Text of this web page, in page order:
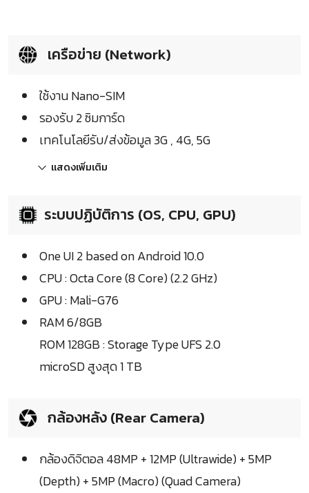
เครือข่าย (Network)
ใช้งาน Nano-SIM
รองรับ 2 ซิมการ์ด
เทคโนโลยีรับ/ส่งข้อมูล 3G , 4G, 5G
แสดงเพิ่มเติม
ระบบปฏิบัติการ (OS, CPU, GPU)
One UI 2 based on Android 10.0
CPU : Octa Core (8 Core) (2.2 GHz)
GPU : Mali-G76
RAM 6/8GB
ROM 128GB : Storage Type UFS 2.0
microSD สูงสุด 1 TB
กล้องหลัง (Rear Camera)
กล้องดิจิตอล 48MP + 12MP (Ultrawide) + 5MP
(Depth) + 5MP (Macro) (Quad Camera)